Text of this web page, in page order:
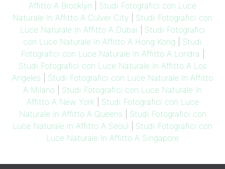
Affitto A Brooklyn
Studi Fotografici con Luce
Naturale In Affitto A Culver City
Studi Fotografici con
Luce Naturale In Affitto A Dubai
Studi Fotografici
con Luce Naturale In Affitto A Hong Kong
Studi
Fotografici con Luce Naturale In Affitto A Londra
Studi Fotografici con Luce Naturale In Affitto A Los
Angeles
Studi Fotografici con Luce Naturale In Affitto
A Milano
Studi Fotografici con Luce Naturale In
Affitto A New York
Studi Fotografici con Luce
Naturale In Affitto A Queens
Studi Fotografici con
Luce Naturale In Affitto A Seoul
Studi Fotografici con
Luce Naturale In Affitto A Singapore